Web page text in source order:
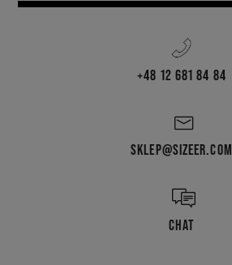
+48 12 681 84 84
SKLEP@SIZEER.COM
CHAT